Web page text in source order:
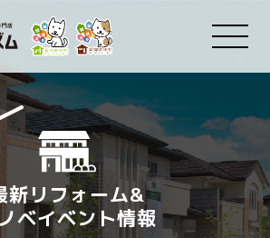
新リフォーム&
ベイベント情報